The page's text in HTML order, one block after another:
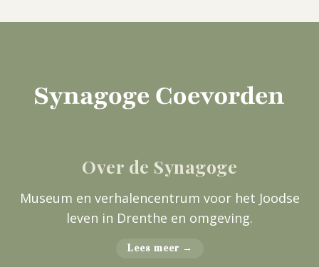
Over de Synagoge
Museum en verhalencentrum voor het Joodse
leven in Drenthe en omgeving.
Lees meer →